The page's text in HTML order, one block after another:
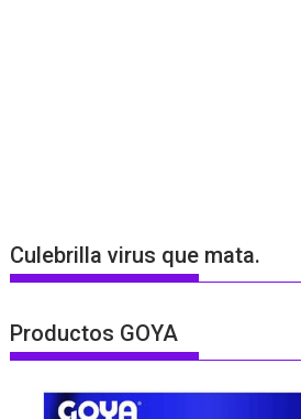
Culebrilla virus que mata.
Productos GOYA